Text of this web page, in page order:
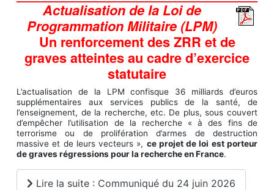
Actualisation de la Loi de
Programmation Militaire (LPM)
Un renforcement des ZRR et de
graves atteintes au cadre d’exercice
statutaire
L’actualisation de la LPM confisque 36 milliards d’euros
supplémentaires aux services publics de la santé, de
l’enseignement, de la recherche, etc. De plus, sous couvert
d’empêcher l’utilisation de la recherche « à des fins de
terrorisme ou de prolifération d’armes de destruction
massive et de leurs vecteurs », ce projet de loi est porteur
de graves régressions pour la recherche en France.
Lire la suite : Communiqué du 24 juin 2026